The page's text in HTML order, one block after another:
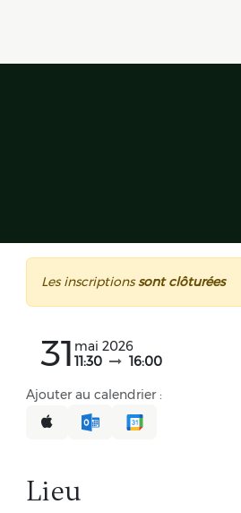
Les inscriptionssont clôturées
31 mai 2026
11:30
16:00
Ajouter au calendrier :
Lieu